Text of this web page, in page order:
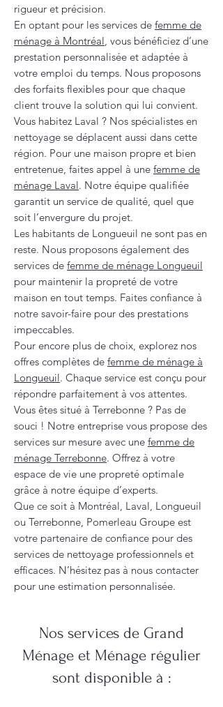
rigueur et précision.
En optant pour les services de femme de
ménage à Montréal, vous bénéficiez d’une
prestation personnalisée et adaptée à
votre emploi du temps. Nous proposons
des forfaits flexibles pour que chaque
client trouve la solution qui lui convient.
Vous habitez Laval ? Nos spécialistes en
nettoyage se déplacent aussi dans cette
région. Pour une maison propre et bien
entretenue, faites appel à une femme de
ménage Laval. Notre équipe qualifiée
garantit un service de qualité, quel que
soit l’envergure du projet.
Les habitants de Longueuil ne sont pas en
reste. Nous proposons également des
services de femme de ménage Longueuil
pour maintenir la propreté de votre
maison en tout temps. Faites confiance à
notre savoir-faire pour des prestations
impeccables.
Pour encore plus de choix, explorez nos
offres complètes de femme de ménage à
Longueuil. Chaque service est conçu pour
répondre parfaitement à vos attentes.
Vous êtes situé à Terrebonne ? Pas de
souci ! Notre entreprise vous propose des
services sur mesure avec une femme de
ménage Terrebonne. Offrez à votre
espace de vie une propreté optimale
grâce à notre équipe d’experts.
Que ce soit à Montréal, Laval, Longueuil
ou Terrebonne, Pomerleau Groupe est
votre partenaire de confiance pour des
services de nettoyage professionnels et
efficaces. N’hésitez pas à nous contacter
pour une estimation personnalisée.
Nos services de Grand
Ménage et Ménage régulier
sont disponible à :